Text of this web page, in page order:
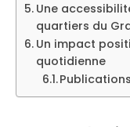
Une
quartiers du
Un impact
quotidienne